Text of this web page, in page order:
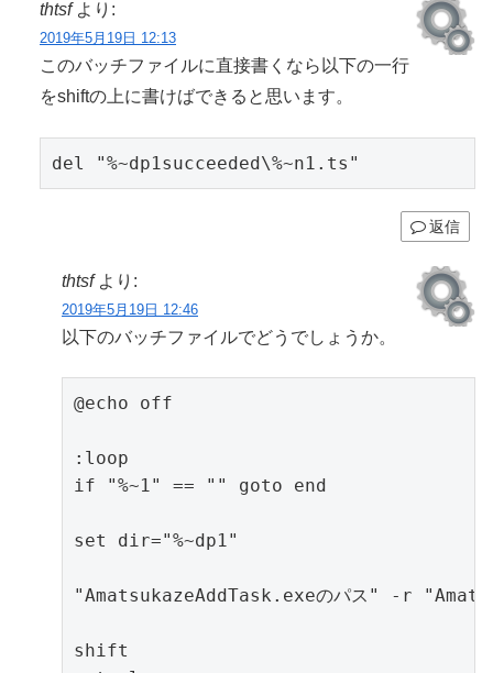
thtsf より:
2019年5月19日 12:13
このバッチファイルに直接書くなら以下の一行
をshiftの上に書けばできると思います。
del "%~dp1succeeded\%~n1.ts"
返信
thtsf より:
2019年5月19日 12:46
以下のバッチファイルでどうでしょうか。
@echo off
:loop
if "%~1" == "" goto end
set dir="%~dp1"
"AmatsukazeAddTask.exeのパス" -r
shift